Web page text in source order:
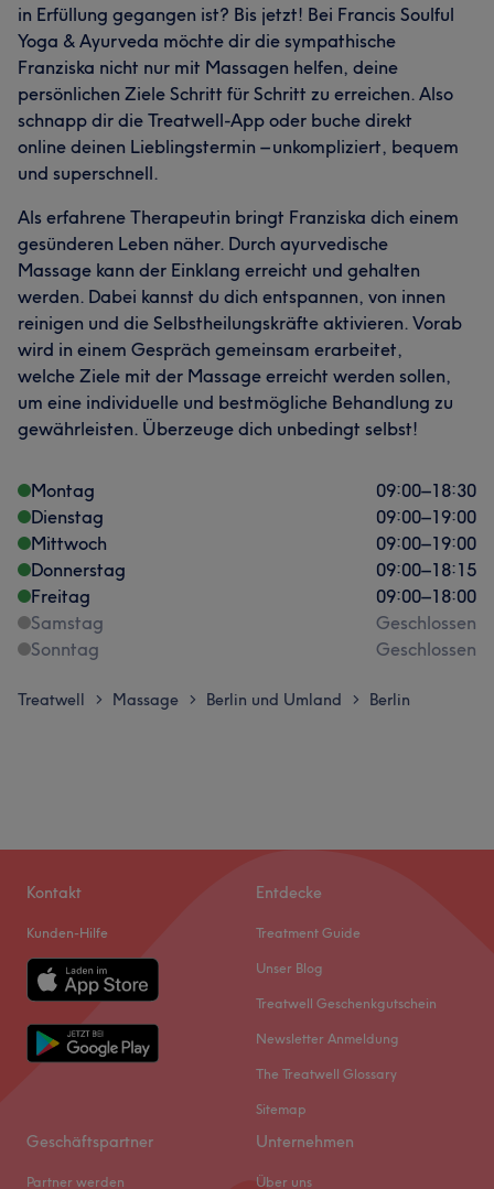
in Erfüllung gegangen ist? Bis jetzt! Bei Francis Soulful
Yoga & Ayurveda möchte dir die sympathische
Franziska nicht nur mit Massagen helfen, deine
persönlichen Ziele Schritt für Schritt zu erreichen. Also
schnapp dir die Treatwell-App oder buche direkt
online deinen Lieblingstermin – unkompliziert, bequem
und superschnell.
Als erfahrene Therapeutin bringt Franziska dich einem
gesünderen Leben näher. Durch ayurvedische
Massage kann der Einklang erreicht und gehalten
werden. Dabei kannst du dich entspannen, von innen
reinigen und die Selbstheilungskräfte aktivieren. Vorab
wird in einem Gespräch gemeinsam erarbeitet,
welche Ziele mit der Massage erreicht werden sollen,
um eine individuelle und bestmögliche Behandlung zu
gewährleisten. Überzeuge dich unbedingt selbst!
Montag 09:00–18:30
Dienstag
09:00–19:00
Mittwoch
09:00–19:00
Donnerstag
09:00–18:15
Freitag
09:00–18:00
Samstag
Geschlossen
Sonntag
Geschlossen
Treatwell > Massage > Berlin und Umland > Berlin
Kontakt
Kunden-Hilfe
Entdecke
Treatment Guide
Unser Blog
Treatwell Geschenkgutschein
Newsletter Anmeldung
The Treatwell Glossary
Sitemap
Geschäftspartner
Partner werden
Unternehmen
Über uns